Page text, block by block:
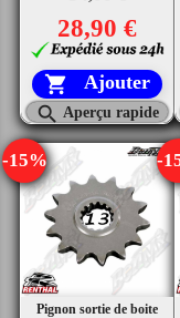
28,90 €
 Ajouter
 Aperçu rapide
Pignon sortie de boite
-15% -